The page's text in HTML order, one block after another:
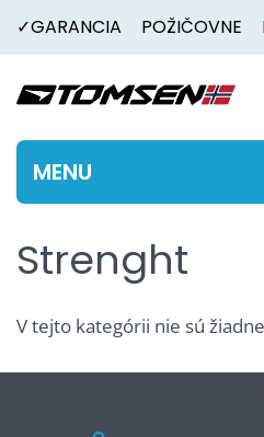
✓GARANCIA POŽIČOVNE
MENU
Strenght
V tejto kategórii nie sú